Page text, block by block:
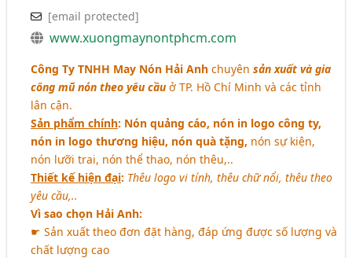
[email protected]
www.xuongmaynontphcm.com
Công Ty TNHH May Nón Hải Anh chuyênsản xuất và gia
công mũ nón theo yêu cầuở TP. Hồ Chí Minh và các tỉnh
lân cận.
Sản phẩm chính: Nón quảng cáo, nón in logo công ty,
nón in logo thương hiệu, nón quà tặng, nón sự kiện,
nón lưỡi trai, nón thể thao, nón thêu,..
Thiết kế hiện đại: Thêu logo vi tính, thêu chữ nổi, thêu theo
yêu cầu,..
Vì sao chọn Hải Anh:
☛ Sản xuất theo đơn đặt hàng, đáp ứng được số lượng và
chất lượng cao